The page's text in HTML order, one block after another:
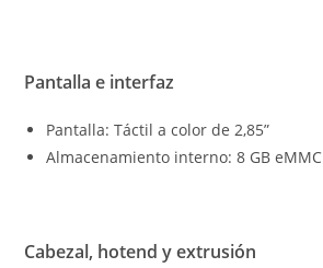
Pantalla e interfaz
Pantalla: Táctil a color de 2,85”
Almacenamiento interno: 8 GB eMMC
Cabezal, hotend y extrusión